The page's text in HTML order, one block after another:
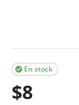
En stock

$8